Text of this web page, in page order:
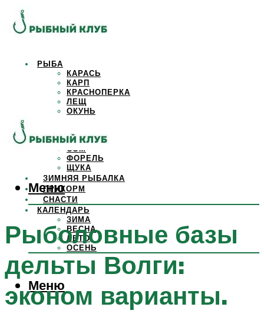
РЫБА
КАРАСЬ
КАРП
КРАСНОПЕРКА
ЛЕЩ
ОКУНЬ
САЗАН
СОМ
ФОРЕЛЬ
ЩУКА
ЗИМНЯЯ РЫБАЛКА
ПРИКОРМ
СНАСТИ
КАЛЕНДАРЬ
ЗИМА
ВЕСНА
ЛЕТО
ОСЕНЬ
Меню
Меню
Рыболовные базы
дельты Волги:
эконом варианты.